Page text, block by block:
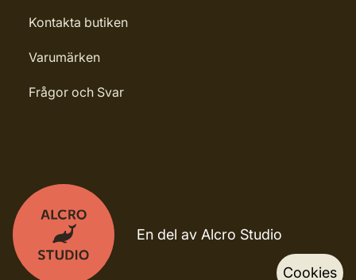
Kontakta butiken
Varumärken
Frågor och Svar
En del av Alcro Studio
Cookies